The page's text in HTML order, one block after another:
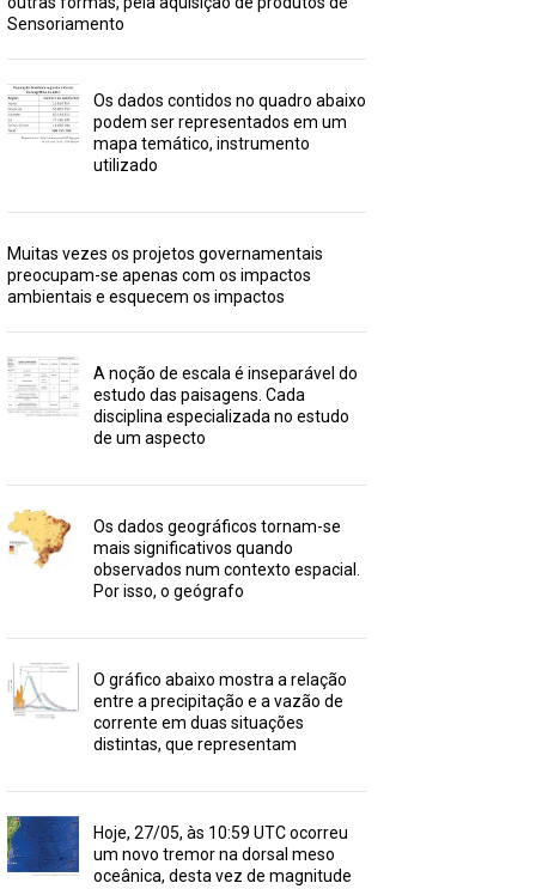
Sensoriamento
Os dados contidos no quadro abaixo
podem ser representados em um
mapa temático, instrumento
utilizado
Muitas vezes os projetos governamentais
preocupam-se apenas com os impactos
ambientais e esquecem os impactos
A noção de escala é inseparável do
estudo das paisagens. Cada
disciplina especializada no estudo
de um aspecto
Os dados geográficos tornam-se
mais significativos quando
observados num contexto espacial.
Por isso, o geógrafo
O gráfico abaixo mostra a relação
entre a precipitação e a vazão de
corrente em duas situações
distintas, que representam
Hoje, 27/05, às 10:59 UTC ocorreu
um novo tremor na dorsal meso
oceânica, desta vez de magnitude